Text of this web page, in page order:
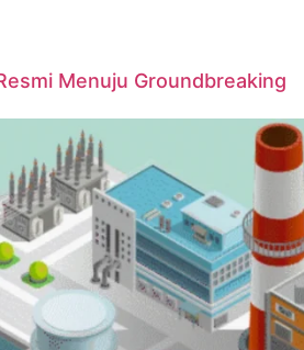
Menuju Groundbreaking